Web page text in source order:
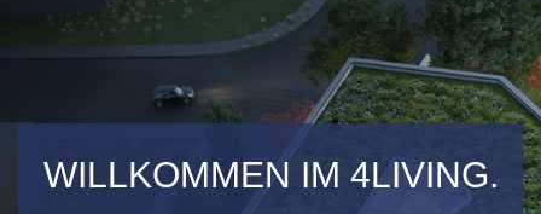
WILLKOMMEN IM 4LIVING.